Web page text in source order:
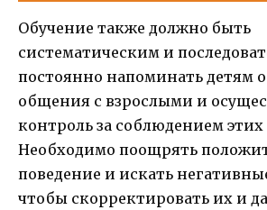
Обучение также должно быть
систематическим и
постоянно напоминать детям
общения с взрослыми и
контроль за соблюдением этих
Необходимо поощрять
поведение и искать
чтобы скорректировать их и